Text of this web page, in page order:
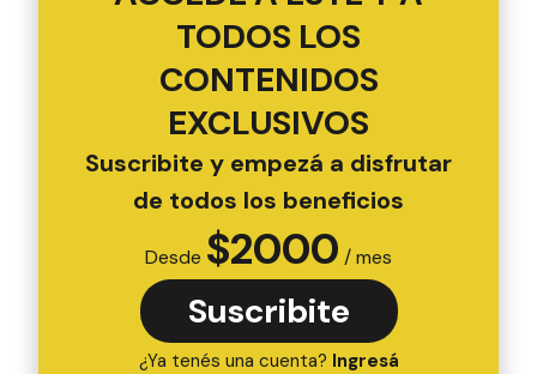
TODOS LOS
CONTENIDOS
EXCLUSIVOS
Suscribite y empezá a disfrutar
de todos los beneficios
Desde $2000 / mes
Suscribite
¿Ya tenés una cuenta? Ingresá